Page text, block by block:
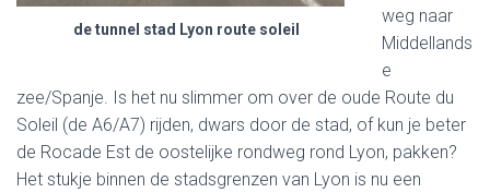
de tunnel stad Lyon route soleil
weg naar
Middellands
e
zee/Spanje. Is het nu slimmer om over de oude Route du
Soleil (de A6/A7) rijden, dwars door de stad, of kun je beter
de Rocade Est de oostelijke rondweg rond Lyon, pakken?
Het stukje binnen de stadsgrenzen van Lyon is nu een